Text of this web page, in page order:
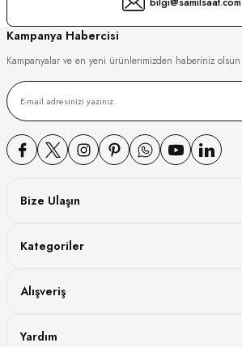
Kampanya Habercisi
Kampanyalar ve en yeni ürünlerimizden haberiniz olsun
Bize Ulaşın
Kategoriler
Alışveriş
Yardım
WATCH
WATCH